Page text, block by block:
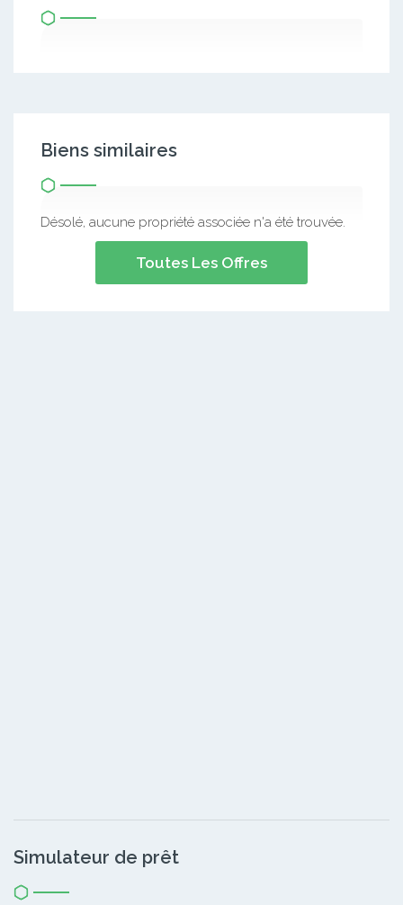
Biens similaires
Désolé, aucune propriété associée n'a été trouvée.
Toutes Les Offres
Simulateur de prêt